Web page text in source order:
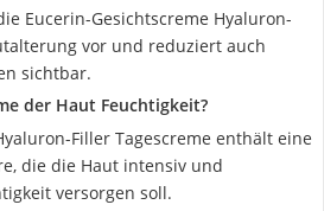
Eucerin-Gesichtscreme Hyaluron-
vor und reduziert auch
sichtbar.
der Haut Feuchtigkeit?
Filler Tagescreme enthält eine
die die Haut intensiv und
versorgen soll.